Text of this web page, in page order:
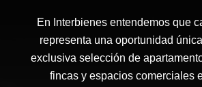
En Interbienes entendemos que
representa una oportunidad
exclusiva selección de
fincas y espacios comerciales